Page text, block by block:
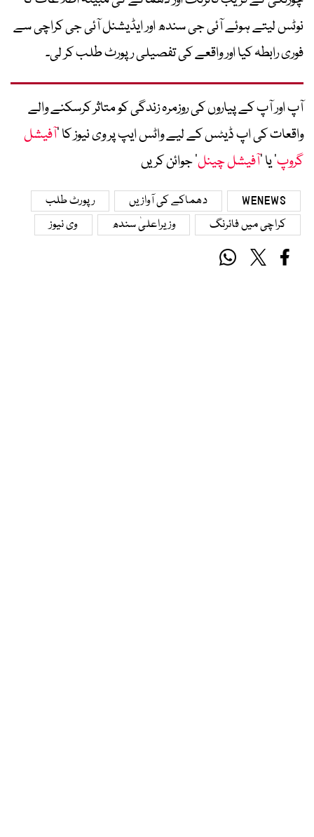
نوٹس لیتے ہوئے آئی جی سندھ اور ایڈیشنل آئی جی کراچی سے
فوری رابطہ کیا اور واقعے کی تفصیلی رپورٹ طلب کر لی۔
آپ اور آپ کے پیاروں کی روزمرہ زندگی کو متاثر کرسکنے والے
واقعات کی اپ ڈیٹس کے لیے واٹس ایپ پر وی نیوز کا ’آفیشل
گروپ‘ یا ’آفیشل چینل‘ جوائن کریں
WENEWS دھماکے کی آوازیں
رپورٹ طلب
کراچی میں فائرنگ
وزیراعلیٰ سندھ وی نیوز